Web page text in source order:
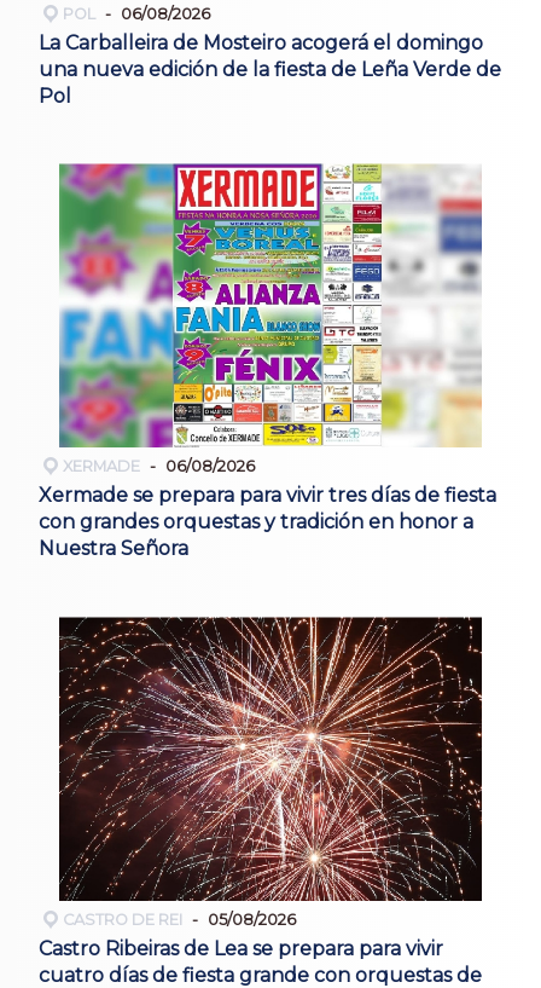
POL 06/08/2026
La Carballeira de Mosteiro acogerá el domingo
una nueva edición de la fiesta de Leña Verde de
Pol
XERMADE 06/08/2026
Xermade se prepara para vivir tres días de fiesta
con grandes orquestas y tradición en honor a
Nuestra Señora
CASTRO DE REI 05/08/2026
Castro Ribeiras de Lea se prepara para vivir
cuatro días de fiesta grande con orquestas de